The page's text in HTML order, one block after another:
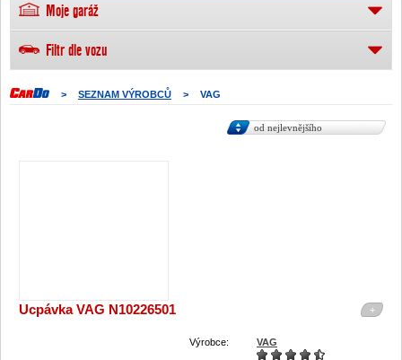
> SEZNAM VÝROBCŮ > VAG
od nejlevnějšího
+
Ucpávka VAG N10226501
Výrobce: VAG
Moje garáž
Filtr dle vozu